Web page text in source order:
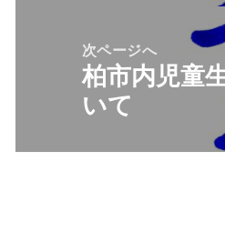
稿:
次ページへ
次
の
稿:
柏市内児童
いて